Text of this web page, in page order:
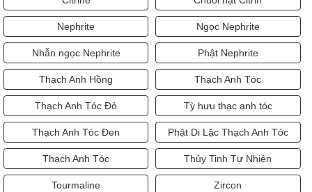
Nephrite Ngọc Nephrite
Nhẫn ngọc Nephrite Phật Nephrite
Thạch Anh Hồng Thạch Anh Tóc
Thạch Anh Tóc Đỏ Tỳ hưu thạc anh tóc
Thạch Anh Tóc Đen Phật Di Lặc Thạch Anh Tóc
Thạch Anh Tóc Thủy Tinh Tự Nhiên
Tourmaline Zircon